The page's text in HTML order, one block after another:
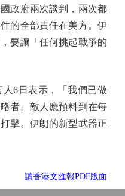
政府兩次談判，兩次都
的全部責任在美方。伊
要讓「任何挑起戰爭的
6日表示，「我們已做
者。敵人應預料到在每
擊。伊朗的新型武器正
讀香港文匯報PDF版面